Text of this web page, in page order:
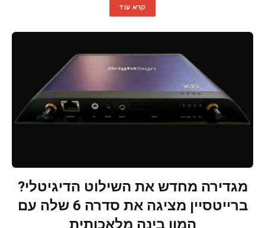
קרא עוד
מגדירה מחדש את השילוט הדיגיטלי?
ברייטסיין מציגה את סדרה 6 שלה עם
המון בינה מלאכותית